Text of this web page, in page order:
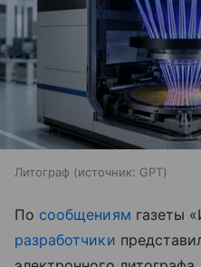
Литограф источник: GPT
По сообщениям газеты
разработчики